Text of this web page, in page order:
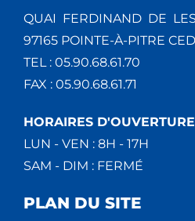
QUAI FERDINAND DE
97165 POINTE-À-PITRE
TEL : 05.90.68.61.70
FAX : 05.90.68.61.71
HORAIRES
LUN - VEN : 8H - 17H
SAM - DIM : FERMÉ
PLAN DU SITE